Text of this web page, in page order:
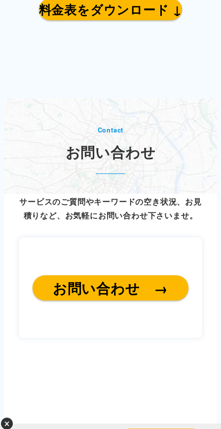
料金表をダウンロード ↓
Contact
お問い合わせ
サービスのご質問やキーワードの空き状況、お見
積りなど、お気軽にお問い合わせ下さいませ。
お問い合わせ →